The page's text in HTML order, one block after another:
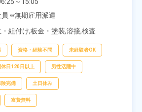
～00:40
～01:10
～16:40
員 ※無期雇用派遣
組付け,板金・塗装,溶接,検査
資格・経験不問 未経験者OK
休日120日以上 男性活躍中
険完備 土日休み
寮費無料